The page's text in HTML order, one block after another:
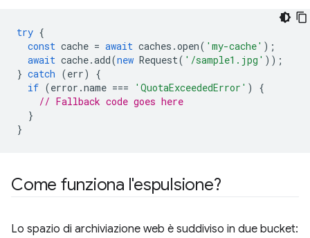
try {
const cache = await caches .open( 'my-cache' );
await cache.add(new Request( '/sample1.jpg' ));
} catch (err)
{
if (error .name === 'QuotaExceededError' )
{
// Fallback code goes here
}
}
Come funziona l'espulsione?
Lo spazio di archiviazione web è suddiviso in due bucket: